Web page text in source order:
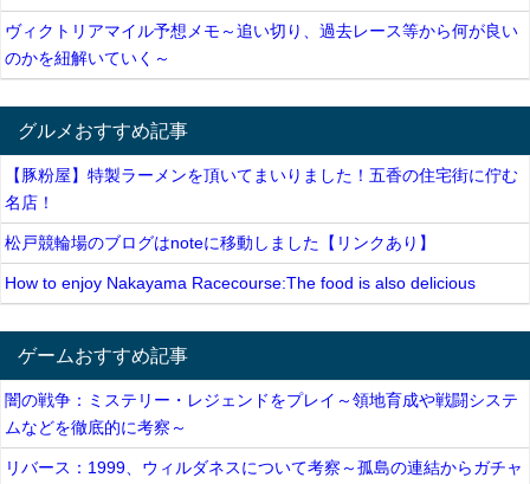
ヴィクトリアマイル予想メモ～追い切り、過去レース等から何が良い
のかを紐解いていく～
グルメおすすめ記事
【豚粉屋】特製ラーメンを頂いてまいりました！五香の住宅街に佇む
名店！
松戸競輪場のブログはnoteに移動しました【リンクあり】
How to enjoy Nakayama Racecourse:The food is also delicious
ゲームおすすめ記事
闇の戦争：ミステリー・レジェンドをプレイ～領地育成や戦闘システ
ムなどを徹底的に考察～
リバース：1999、ウィルダネスについて考察～孤島の連結からガチャ